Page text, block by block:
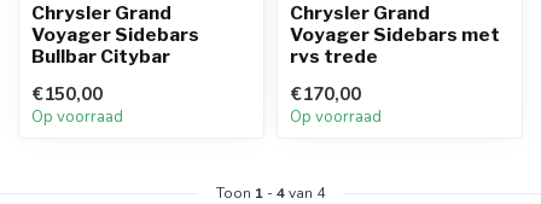
Chrysler Grand
Voyager Sidebars
Bullbar Citybar
€150,00
Op voorraad
Chrysler Grand
Voyager Sidebars met
rvs trede
€170,00
Op voorraad
Toon 1 -4van 4